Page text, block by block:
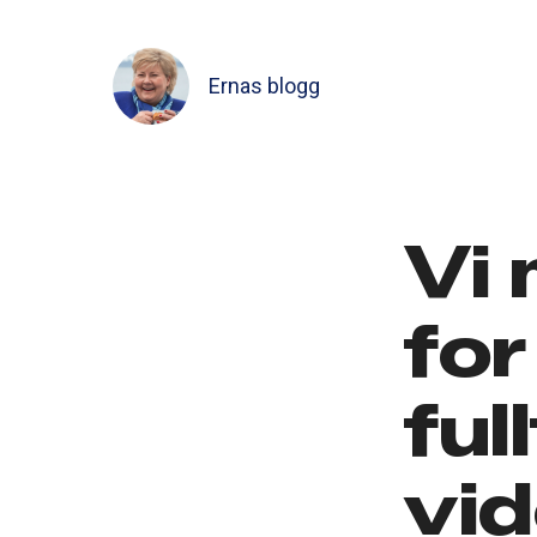
Ernas blogg
Vi
for